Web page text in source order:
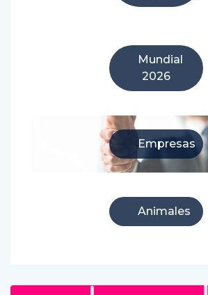
Mundial
2026
Empresas
Animales